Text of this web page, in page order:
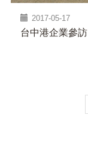
2017-05-17
台中港企業參訪